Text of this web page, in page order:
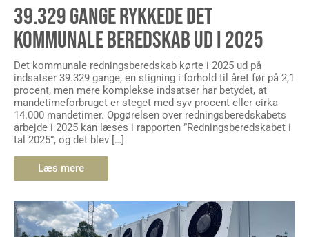
39.329 GANGE RYKKEDE DET
KOMMUNALE BEREDSKAB UD I 2025
Det kommunale redningsberedskab kørte i 2025 ud på
indsatser 39.329 gange, en stigning i forhold til året før på 2,1
procent, men mere komplekse indsatser har betydet, at
mandetimeforbruget er steget med syv procent eller cirka
14.000 mandetimer. Opgørelsen over redningsberedskabets
arbejde i 2025 kan læses i rapporten ”Redningsberedskabet i
tal 2025”, og det blev […]
Læs mere